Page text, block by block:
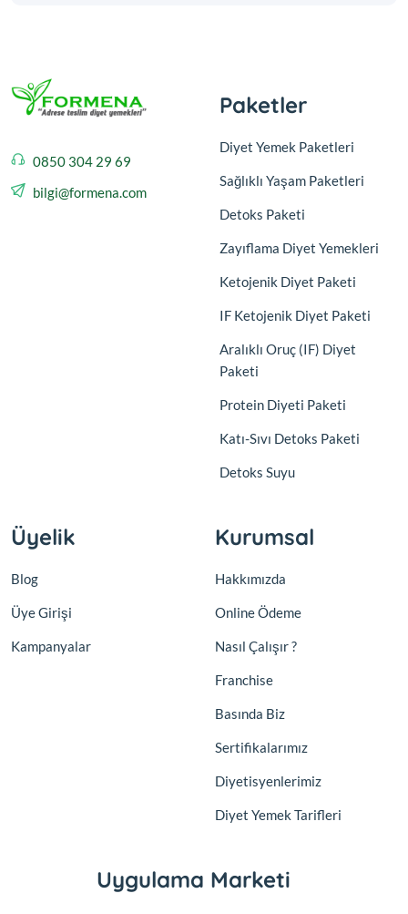
0850 304 29 69
bilgi@formena.com
Paketler
Diyet Yemek Paketleri
Sağlıklı Yaşam Paketleri
Detoks Paketi
Zayıflama Diyet Yemekleri
Ketojenik Diyet Paketi
IF Ketojenik Diyet Paketi
Aralıklı Oruç (IF) Diyet
Paketi
Protein Diyeti Paketi
Katı-Sıvı Detoks Paketi
Detoks Suyu
Üyelik
Blog
Üye Girişi
Kampanyalar
Kurumsal
Hakkımızda
Online Ödeme
Nasıl Çalışır ?
Franchise
Basında Biz
Sertifikalarımız
Diyetisyenlerimiz
Diyet Yemek Tarifleri
Uygulama Marketi